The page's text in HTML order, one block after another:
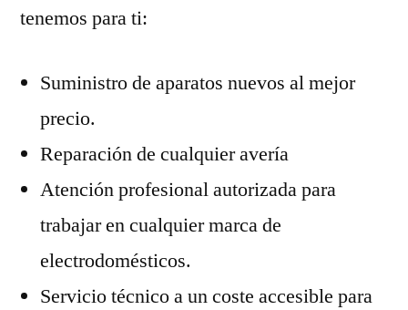
tenemos para ti:
Suministro de aparatos nuevos al mejor
precio.
Reparación de cualquier avería
Atención profesional autorizada para
trabajar en cualquier marca de
electrodomésticos.
Servicio técnico a un coste accesible para